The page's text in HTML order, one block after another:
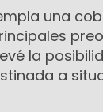
una
la
a